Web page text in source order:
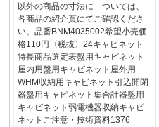
以外の商品の寸法に ついては、
各商品の紹介頁にてご確認くださ
い。品番BNM4035002希望小売価
格110円〈税抜〉24キャビネット
特長商品選定表盤用キャビネット
屋内用盤用キャビネット屋外用
WHM収納用キャビネット引込開閉
器盤用キャビネット集合計器盤用
キャビネット弱電機器収納キャビ
ネットご注意・技術資料1376